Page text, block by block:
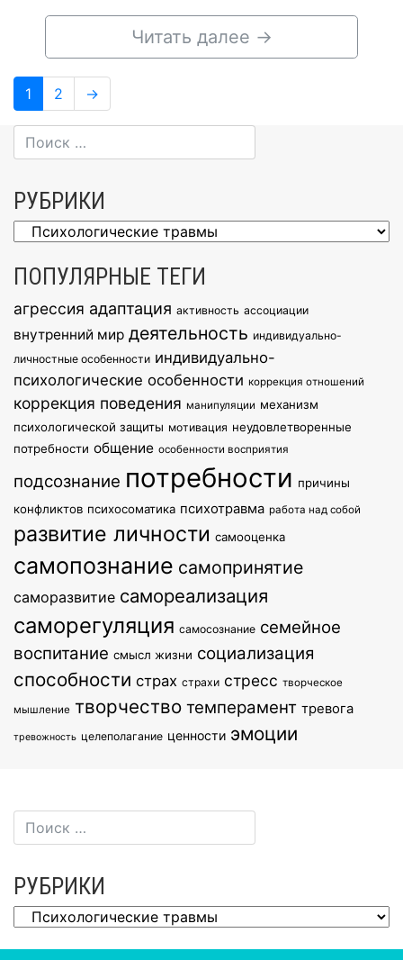
Читать далее →
Навигация
по
записям
Page
1 Page
2 →
РУБРИКИ
Рубрики
ПОПУЛЯРНЫЕ ТЕГИ
агрессия адаптация активность ассоциации
внутренний мир деятельность индивидуально-
личностные особенности индивидуально-
психологические особенности коррекция отношений
коррекция поведения манипуляции механизм
психологической защиты мотивация неудовлетворенные
потребности общение особенности восприятия
подсознание потребности причины
конфликтов психосоматика психотравма работа над собой
развитие личности самооценка
самопознание самопринятие
саморазвитие самореализация
саморегуляция самосознание семейное
воспитание смысл жизни социализация
способности страх страхи стресс творческое
мышление творчество темперамент тревога
тревожность целеполагание ценности эмоции
РУБРИКИ
Рубрики